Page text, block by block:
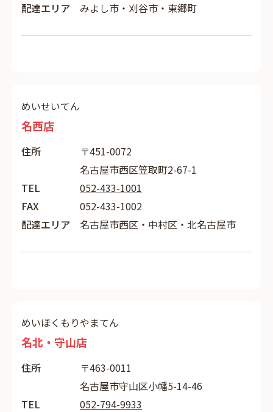
配達エリア
みよし市・刈谷市・東郷町
めいせいてん
名西店
住所
〒451-0072
名古屋市西区笠取町2-67-1
TEL
052-433-1001
FAX
052-433-1002
配達エリア
名古屋市西区・中村区・北名古屋市
めいほくもりやまてん
名北・守山店
住所
〒463-0011
名古屋市守山区小幡5-14-46
TEL
052-794-9933